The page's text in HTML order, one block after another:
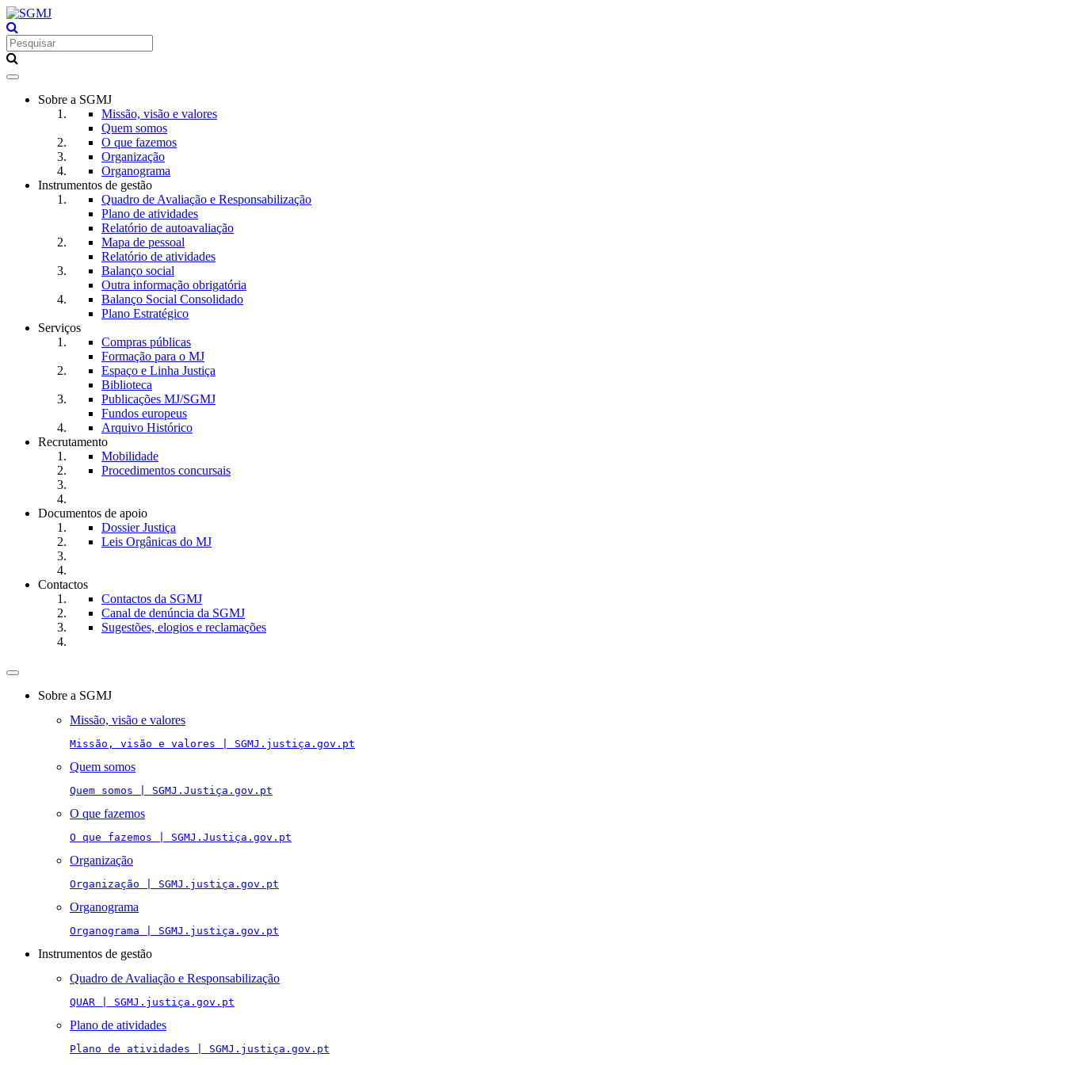
Toggle
navigationSobre a SGMJ
Missão, visão e valores
Quem somos
O que fazemos
Organização
Organograma
Instrumentos de gestão
Quadro de Avaliação e Responsabilização
Plano de atividades
Relatório de autoavaliação
Mapa de pessoal
Relatório de atividades
Balanço social
Outra informação obrigatória
Balanço Social Consolidado
Plano Estratégico
Serviços
Compras públicas
Formação para o MJ
Espaço e Linha Justiça
Biblioteca
Publicações MJ/SGMJ
Fundos europeus
Arquivo Histórico
Recrutamento
Mobilidade
Procedimentos concursais
Documentos de apoio
Dossier Justiça
Leis Orgânicas do MJ
Contactos
Contactos da SGMJ
Canal de denúncia da SGMJ
Sugestões, elogios e reclamações
Toggle
navigationSobre a SGMJ
Missão, visão e valores
Missão, visão e valores | SGMJ.justiça.gov.pt
Quem somos
Quem somos | SGMJ.Justiça.gov.pt
O que fazemos
O que fazemos | SGMJ.Justiça.gov.pt
Organização
Organização | SGMJ.justiça.gov.pt
Organograma
Organograma | SGMJ.justiça.gov.pt
Instrumentos de gestão
Quadro de Avaliação e Responsabilização
QUAR | SGMJ.justiça.gov.pt
Plano de atividades
Plano de atividades | SGMJ.justiça.gov.pt